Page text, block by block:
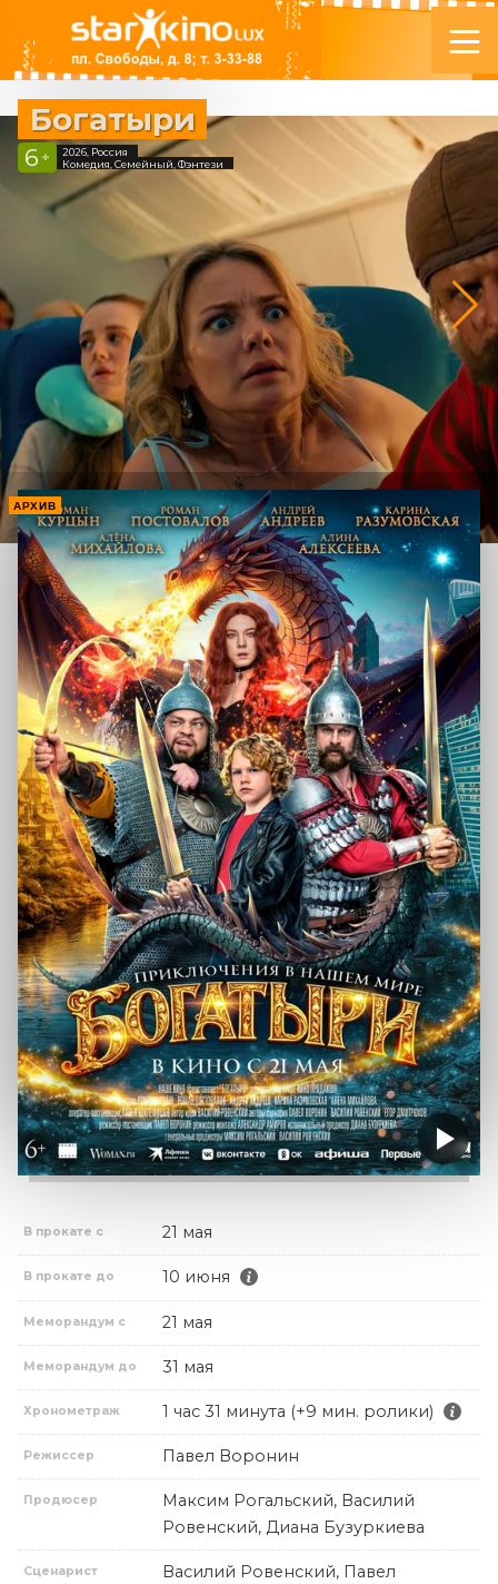
Богатыри
6 +
2026, Россия
Комедия, Семейный, Фэнтези
АРХИВ
В прокате с 21 мая
В прокате до 10 июня
Меморандум с 21 мая
Меморандум до 31 мая
Хронометраж 1 час 31 минута (+9 мин. ролики)
Режиссер Павел Воронин
Продюсер
Максим Рогальский, Василий
Ровенский, Диана Бузуркиева
Сценарист
Василий Ровенский, Павел